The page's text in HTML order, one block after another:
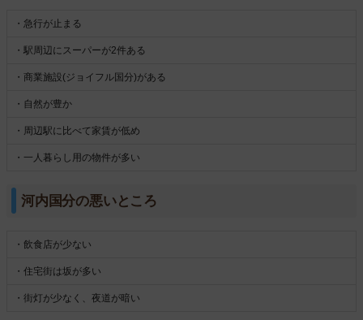
・急行が止まる
・駅周辺にスーパーが2件ある
・商業施設(ジョイフル国分)がある
・自然が豊か
・周辺駅に比べて家賃が低め
・一人暮らし用の物件が多い
河内国分の悪いところ
・飲食店が少ない
・住宅街は坂が多い
・街灯が少なく、夜道が暗い